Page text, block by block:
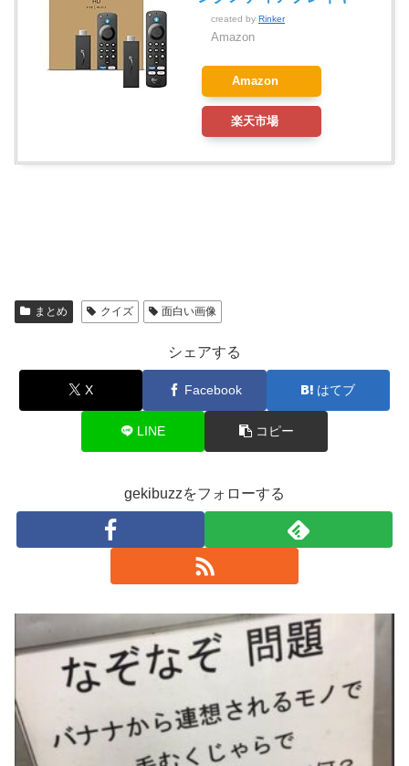
created by Rinker
Amazon
Amazon
楽天市場
まとめ クイズ 面白い画像
シェアする
X Facebook はてブ
LINE コピー
gekibuzzをフォローする